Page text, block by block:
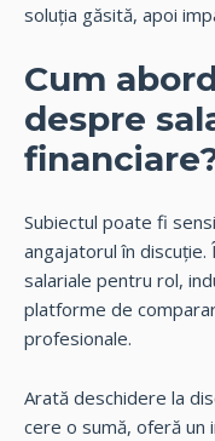
soluția găsită, apoi
Cum
despre
Subiectul poate fi
angajatorul în
salariale pentru rol,
platforme de
profesionale.
Arată deschidere la
cere o sumă, oferă un